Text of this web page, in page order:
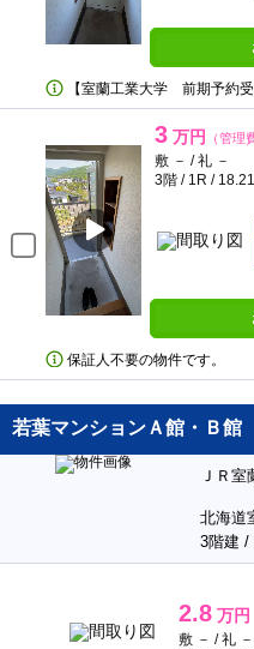
【室蘭工業大学 前期予約受
3 万円 （管理
敷 － / 礼 －
3階 / 1R /
保証人不要の物件です。
若葉マンションＡ館・Ｂ館
ＪＲ
北海道
3階建 /
2.8 万円
敷 － / 礼 －